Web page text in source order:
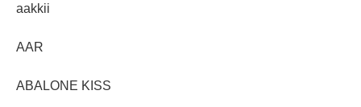
aakkii
AAR
ABALONE KISS